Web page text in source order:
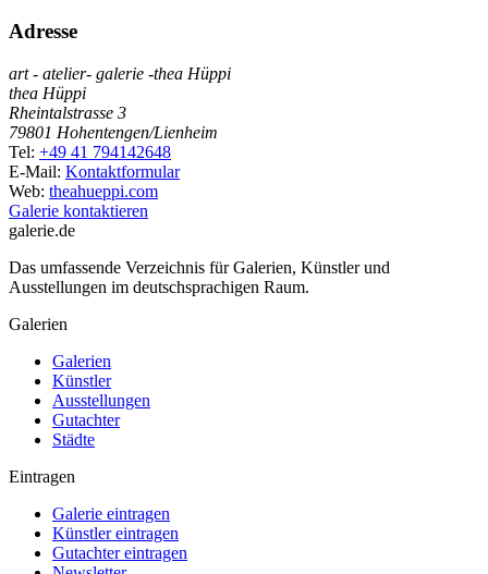
Adresse
art - atelier- galerie -thea Hüppi
thea Hüppi
Rheintalstrasse 3
79801 Hohentengen/Lienheim
Tel: +49 41 794142648
E-Mail: Kontaktformular
Web: theahueppi.com
Galerie kontaktieren
galerie.de
Das umfassende Verzeichnis für Galerien, Künstler und
Ausstellungen im deutschsprachigen Raum.
Galerien
Galerien
Künstler
Ausstellungen
Gutachter
Städte
Eintragen
Galerie eintragen
Künstler eintragen
Gutachter eintragen